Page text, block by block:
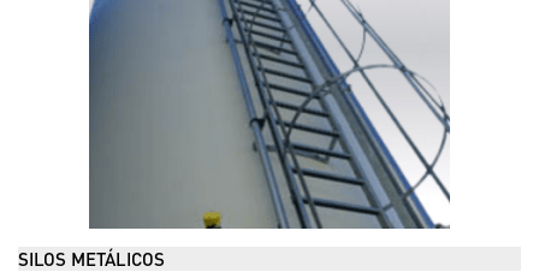
SILOS METÁLICOS